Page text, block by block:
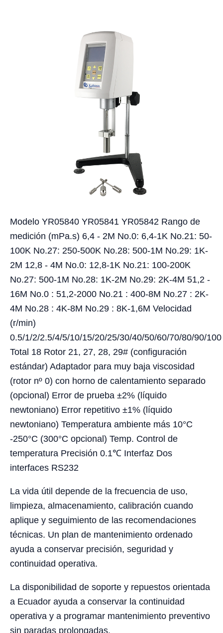
Modelo YR05840 YR05841 YR05842 Rango de
medición (mPa.s) 6,4 - 2M No.0: 6,4-1K No.21: 50-
100K No.27: 250-500K No.28: 500-1M No.29: 1K-
2M 12,8 - 4M No.0: 12,8-1K No.21: 100-200K
No.27: 500-1M No.28: 1K-2M No.29: 2K-4M 51,2 -
16M No.0 : 51,2-2000 No.21 : 400-8M No.27 : 2K-
4M No.28 : 4K-8M No.29 : 8K-1,6M Velocidad
(r/min)
0.5/1/2/2.5/4/5/10/15/20/25/30/40/50/60/70/80/90/100
Total 18 Rotor 21, 27, 28, 29# (configuración
estándar) Adaptador para muy baja viscosidad
(rotor nº 0) con horno de calentamiento separado
(opcional) Error de prueba ±2% (líquido
newtoniano) Error repetitivo ±1% (líquido
newtoniano) Temperatura ambiente más 10°C
-250°C (300°C opcional) Temp. Control de
temperatura Precisión 0.1℃ Interfaz Dos
interfaces RS232
La vida útil depende de la frecuencia de uso,
limpieza, almacenamiento, calibración cuando
aplique y seguimiento de las recomendaciones
técnicas. Un plan de mantenimiento ordenado
ayuda a conservar precisión, seguridad y
continuidad operativa.
La disponibilidad de soporte y repuestos orientada
a Ecuador ayuda a conservar la continuidad
operativa y a programar mantenimiento preventivo
sin paradas prolongadas.